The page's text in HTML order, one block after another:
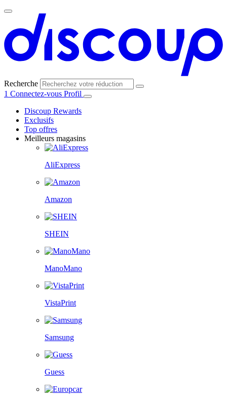
Recherche
1 Connectez-vous Profil
Discoup Rewards
Exclusifs
Top offres
Meilleurs magasins
AliExpress
Amazon
SHEIN
ManoMano
VistaPrint
Samsung
Guess